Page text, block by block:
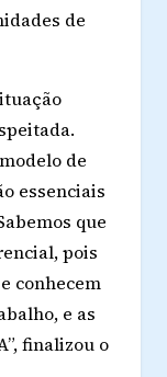
de
.
de
essenciais
que
pois
conhecem
e as
finalizou o